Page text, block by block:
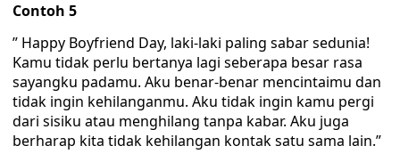
Contoh 5
” Happy Boyfriend Day, laki-laki paling sabar sedunia!
Kamu tidak perlu bertanya lagi seberapa besar rasa
sayangku padamu. Aku benar-benar mencintaimu dan
tidak ingin kehilanganmu. Aku tidak ingin kamu pergi
dari sisiku atau menghilang tanpa kabar. Aku juga
berharap kita tidak kehilangan kontak satu sama lain.”